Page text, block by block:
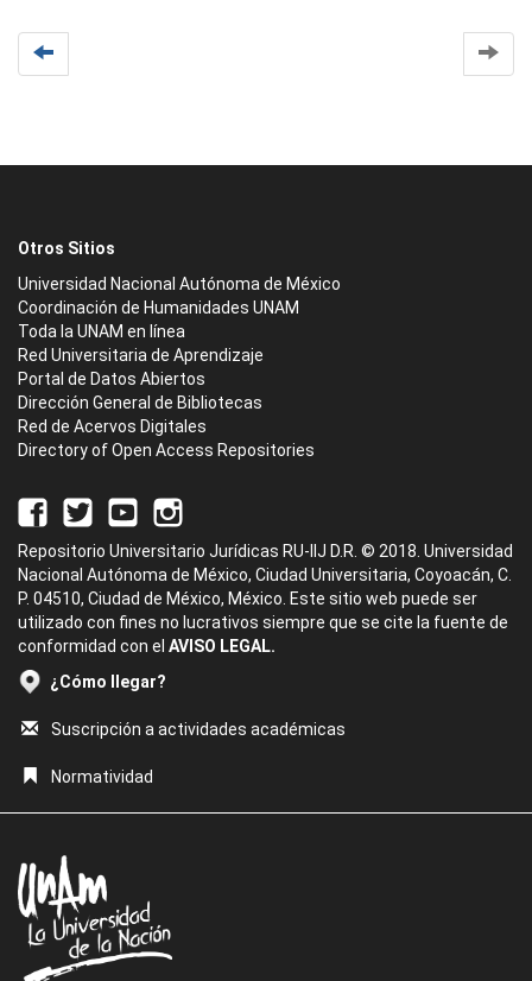
Otros Sitios
Universidad Nacional Autónoma de México
Coordinación de Humanidades UNAM
Toda la UNAM en línea
Red Universitaria de Aprendizaje
Portal de Datos Abiertos
Dirección General de Bibliotecas
Red de Acervos Digitales
Directory of Open Access Repositories
Repositorio Universitario Jurídicas RU-IIJ D.R. © 2018. Universidad
Nacional Autónoma de México, Ciudad Universitaria, Coyoacán, C.
P. 04510, Ciudad de México, México. Este sitio web puede ser
utilizado con fines no lucrativos siempre que se cite la fuente de
conformidad con el AVISO LEGAL.
¿Cómo llegar?
Suscripción a actividades académicas
Normatividad